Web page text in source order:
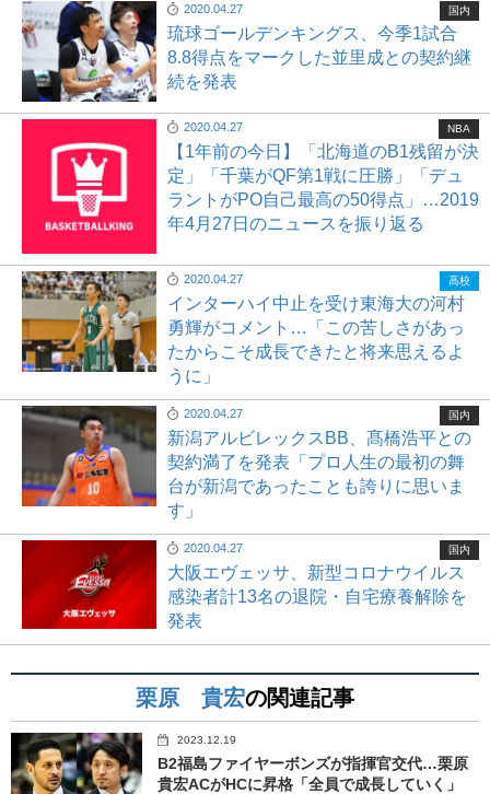
2020.04.27
琉球ゴールデンキングス、今季1試合
8.8得点をマークした並里成との契約継
続を発表
国内
2020.04.27
【1年前の今日】「北海道のB1残留が決
定」「千葉がQF第1戦に圧勝」「デュ
ラントがPO自己最高の50得点」…2019
年4月27日のニュースを振り返る
NBA
2020.04.27
インターハイ中止を受け東海大の河村
勇輝がコメント…「この苦しさがあっ
たからこそ成長できたと将来思えるよ
うに」
高校
2020.04.27
新潟アルビレックスBB、髙橋浩平との
契約満了を発表「プロ人生の最初の舞
台が新潟であったことも誇りに思いま
す」
国内
2020.04.27
大阪エヴェッサ、新型コロナウイルス
感染者計13名の退院・自宅療養解除を
発表
国内
栗原 貴宏の関連記事
2023.12.19
B2福島ファイヤーボンズが指揮官交代…栗原
貴宏ACがHCに昇格「全員で成長していく」